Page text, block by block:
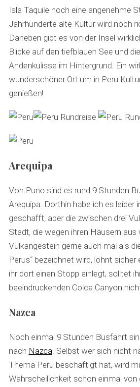
Isla Taquile noch eine angenehme
Jahrhunderte alte Kultur wird noch
Daneben gibt es von der Insel
Blicke auf den tiefblauen See und
Andenkulisse im Hintergrund. Ein
wunderschöner Ort um in Peru
genießen!
Arequipa
Von Puno sind es rund 9 Stunden
Arequipa. Dorthin habe ich es leider
geschafft, aber die zwischen drei
Stadt, die wegen ihren Häusern aus
Vulkangestein gerne auch mal als
Perus“ bezeichnet wird, lohnt sicher
ihr dort einen Stopp einlegt, solltet
beeindruckenden Colca Canyon
Nazca
Noch einmal 9 Stunden Busfahrt
nach Nazca. Selbst wer sich nicht
Thema Peru beschäftigt hat, wird
Wahrscheilichkeit schon einmal